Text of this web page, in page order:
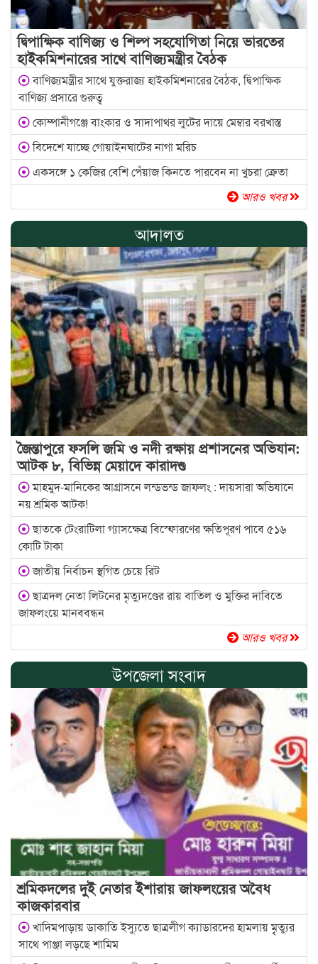
দ্বিপাক্ষিক বাণিজ্য ও শিল্প সহযোগিতা নিয়ে ভারতের
হাইকমিশনারের সাথে বাণিজ্যমন্ত্রীর বৈঠক
বাণিজ্যমন্ত্রীর সাথে যুক্তরাজ্য হাইকমিশনারের বৈঠক, দ্বিপাক্ষিক
বাণিজ্য প্রসারে গুরুত্ব
কোম্পানীগঞ্জে বাংকার ও সাদাপাথর লুটের দায়ে মেম্বার বরখাস্ত
বিদেশে যাচ্ছে গোয়াইনঘাটের নাগা মরিচ
একসঙ্গে ১ কেজির বেশি পেঁয়াজ কিনতে পারবেন না খুচরা ক্রেতা
আরও খবর
আদালত
জৈন্তাপুরে ফসলি জমি ও নদী রক্ষায় প্রশাসনের অভিযান:
আটক ৮, বিভিন্ন মেয়াদে কারাদণ্ড
মাহমুদ-মানিকের আগ্রাসনে লন্ডভন্ড জাফলং : দায়সারা অভিযানে
নয় শ্রমিক আটক!
ছাতকে টেংরাটিলা গ্যাসক্ষেত্র বিস্ফোরণের ক্ষতিপূরণ পাবে ৫১৬
কোটি টাকা
জাতীয় নির্বাচন স্থগিত চেয়ে রিট
ছাত্রদল নেতা লিটনের মৃত্যুদণ্ডের রায় বাতিল ও মুক্তির দাবিতে
জাফলংয়ে মানববন্ধন
আরও খবর
উপজেলা সংবাদ
শ্রমিকদলের দুই নেতার ইশারায় জাফলংয়ের অবৈধ
কাজকারবার
খাদিমপাড়ায় ডাকাতি ইস্যুতে ছাত্রলীগ ক্যাডারদের হামলায় মৃৃত্যুর
সাথে পাঞ্জা লড়ছে শামিম